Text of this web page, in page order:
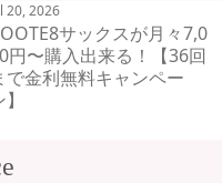
20, 2026
サックスが月々7,0
円〜購入出来る！【36回
で金利無料キャンペー